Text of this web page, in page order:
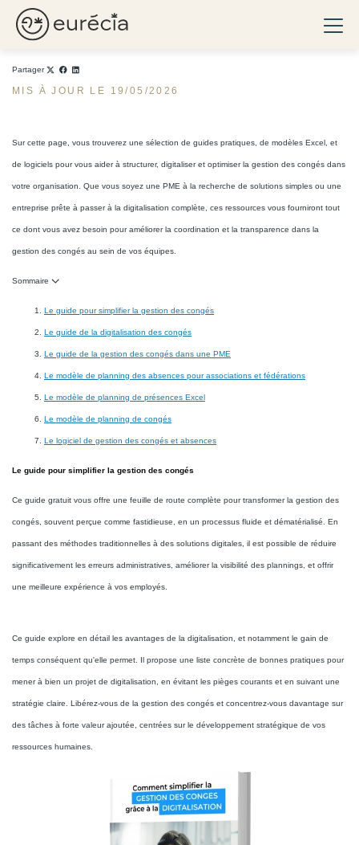
Outils gratuits pour optimiser
congés et absences
Partager
MIS À JOUR LE 19/05/2026
Sur cette page, vous trouverez une sélection de guides pratiques, de modèles Excel, et
de logiciels pour vous aider à structurer, digitaliser et optimiser la gestion des congés dans
votre organisation. Que vous soyez une PME à la recherche de solutions simples ou une
entreprise prête à passer à la digitalisation complète, ces ressources vous fourniront tout
ce dont vous avez besoin pour améliorer la coordination et la transparence dans la
gestion des congés au sein de vos équipes.
Sommaire
Le guide pour simplifier la gestion des congés
Le guide de la digitalisation des congés
Le guide de la gestion des congés dans une PME
Le modèle de planning des absences pour associations et fédérations
Le modèle de planning de présences Excel
Le modèle de planning de congés
Le logiciel de gestion des congés et absences
Le guide pour simplifier la gestion des congés
Ce guide gratuit vous offre une feuille de route complète pour transformer la gestion des
congés, souvent perçue comme fastidieuse, en un processus fluide et dématérialisé. En
passant des méthodes traditionnelles à des solutions digitales, il est possible de réduire
significativement les erreurs administratives, améliorer la visibilité des plannings, et offrir
une meilleure expérience à vos employés.
Ce guide explore en détail les avantages de la digitalisation, et notamment le gain de
temps conséquent qu'elle permet. Il propose une liste concrète de bonnes pratiques pour
mener à bien un projet de digitalisation, en évitant les pièges courants et en suivant une
stratégie claire. Libérez-vous de la gestion des congés et concentrez-vous davantage sur
des tâches à forte valeur ajoutée, centrées sur le développement stratégique de vos
ressources humaines.